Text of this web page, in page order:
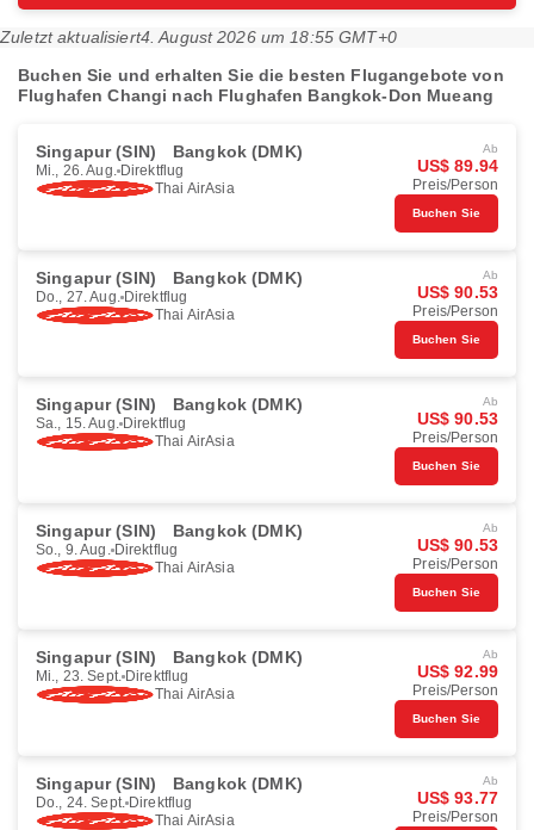
Zuletzt aktualisiert4. August 2026 um 18:55 GMT+0
Buchen Sie und erhalten Sie die besten Flugangebote von
Flughafen Changi nach Flughafen Bangkok-Don Mueang
Singapur (SIN) Bangkok (DMK)
Mi., 26. Aug. Direktflug
Thai AirAsia
Ab
US$ 89.94
Preis/Person
Buchen Sie
Singapur (SIN) Bangkok (DMK)
Do., 27. Aug. Direktflug
Thai AirAsia
Ab
US$ 90.53
Preis/Person
Buchen Sie
Singapur (SIN) Bangkok (DMK)
Sa., 15. Aug. Direktflug
Thai AirAsia
Ab
US$ 90.53
Preis/Person
Buchen Sie
Singapur (SIN) Bangkok (DMK)
So., 9. Aug. Direktflug
Thai AirAsia
Ab
US$ 90.53
Preis/Person
Buchen Sie
Singapur (SIN) Bangkok (DMK)
Mi., 23. Sept. Direktflug
Thai AirAsia
Ab
US$ 92.99
Preis/Person
Buchen Sie
Singapur (SIN) Bangkok (DMK)
Do., 24. Sept. Direktflug
Thai AirAsia
Ab
US$ 93.77
Preis/Person